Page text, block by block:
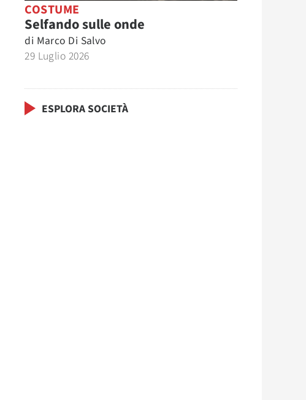
COSTUME
Selfando sulle onde
di Marco Di Salvo
29 Luglio 2026
ESPLORA SOCIETÀ